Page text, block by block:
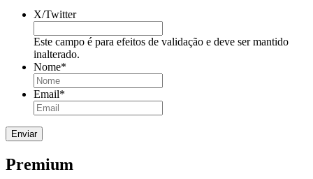
X/Twitter
Este campo é para efeitos de validação e deve ser mantido
inalterado.
Nome*
Email*
Premium